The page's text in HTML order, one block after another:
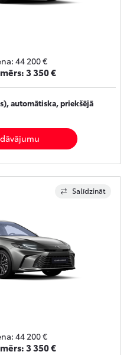
44 200 €
3 350 €
automātiska, priekšējā
Salīdzināt
44 200 €
3 350 €